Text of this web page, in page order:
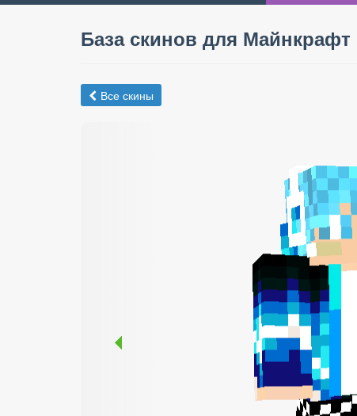
База скинов для Майнкрафт
Все скины